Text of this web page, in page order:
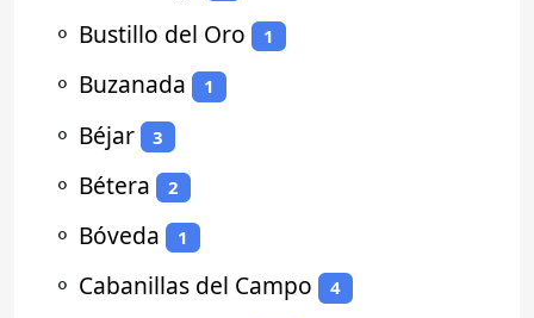
⚬ Bustillo del Oro 1
⚬ Buzanada 1
⚬ Béjar 3
⚬ Bétera 2
⚬ Bóveda 1
⚬ Cabanillas del Campo 4